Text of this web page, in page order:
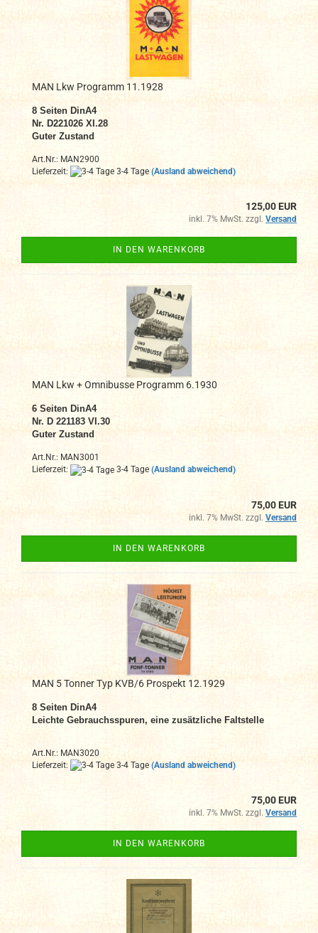
MAN Lkw Programm 11.1928
8 Seiten DinA4
Nr. D221026 XI.28
Guter Zustand
Art.Nr.: MAN2900
Lieferzeit:
3-4 Tage (Ausland abweichend)
125,00 EUR
inkl. 7% MwSt. zzgl. Versand
IN DEN WARENKORB
MAN Lkw + Omnibusse Programm 6.1930
6 Seiten DinA4
Nr. D 221183 VI.30
Guter Zustand
Art.Nr.: MAN3001
Lieferzeit:
3-4 Tage (Ausland abweichend)
75,00 EUR
inkl. 7% MwSt. zzgl. Versand
IN DEN WARENKORB
MAN 5 Tonner Typ KVB/6 Prospekt 12.1929
8 Seiten DinA4
Leichte Gebrauchsspuren, eine zusätzliche Faltstelle
Art.Nr.: MAN3020
Lieferzeit:
3-4 Tage (Ausland abweichend)
75,00 EUR
inkl. 7% MwSt. zzgl. Versand
IN DEN WARENKORB